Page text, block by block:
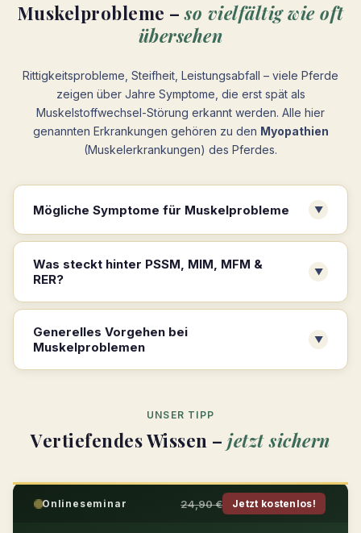
Muskelprobleme –so vielfältig wie oft
übersehen
Rittigkeitsprobleme, Steifheit, Leistungsabfall – viele Pferde
zeigen über Jahre Symptome, die erst spät als
Muskelstoffwechsel-Störung erkannt werden. Alle hier
genannten Erkrankungen gehören zu den Myopathien
(Muskelerkrankungen) des Pferdes.
Mögliche Symptome für Muskelprobleme ▼
Was steckt hinter PSSM, MIM, MFM &
RER?
▼
Generelles Vorgehen bei
Muskelproblemen
▼
UNSER TIPP
Vertiefendes Wissen –jetzt sichern
Onlineseminar 24,90 € Jetzt kostenlos!